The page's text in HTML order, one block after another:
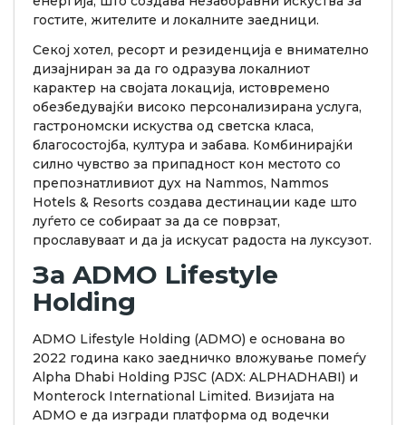
гостите, жителите и локалните заедници.
Секој хотел, ресорт и резиденција е внимателно
дизајниран за да го одразува локалниот
карактер на својата локација, истовремено
обезбедувајќи високо персонализирана услуга,
гастрономски искуства од светска класа,
благосостојба, култура и забава. Комбинирајќи
силно чувство за припадност кон местото со
препознатливиот дух на Nammos, Nammos
Hotels & Resorts создава дестинации каде што
луѓето се собираат за да се поврзат,
прославуваат и да ја искусат радоста на луксузот.
За ADMO Lifestyle
Holding
ADMO Lifestyle Holding (ADMO) е основана во
2022 година како заедничко вложување помеѓу
Alpha Dhabi Holding PJSC (ADX: ALPHADHABI) и
Monterock International Limited. Визијата на
ADMO е да изгради платформа од водечки